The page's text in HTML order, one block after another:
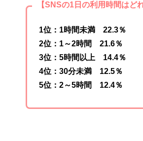
【SNSの1日の利用時間はど
1位：1時間未満 22.3％
2位：1～2時間 21.6％
3位：5時間以上 14.4％
4位：30分未満 12.5％
5位：2～5時間 12.4％